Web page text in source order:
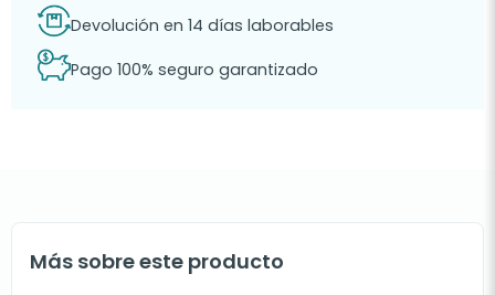
Devolución en 14 días laborables
Pago 100% seguro garantizado
Más sobre este producto